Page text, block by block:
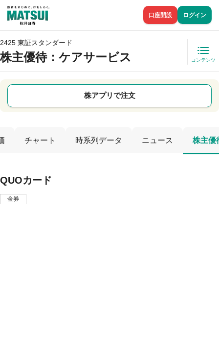
口座開設 ログイン
2425 東証スタンダード
株主優待：ケアサービス コンテンツ
株アプリで注文
チャート 時系列データ ニュース 株主優
QUOカード
金券